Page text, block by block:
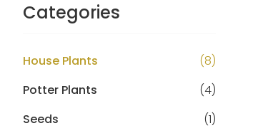
Categories
House Plants
(8)
Potter Plants
(4)
Seeds
(1)